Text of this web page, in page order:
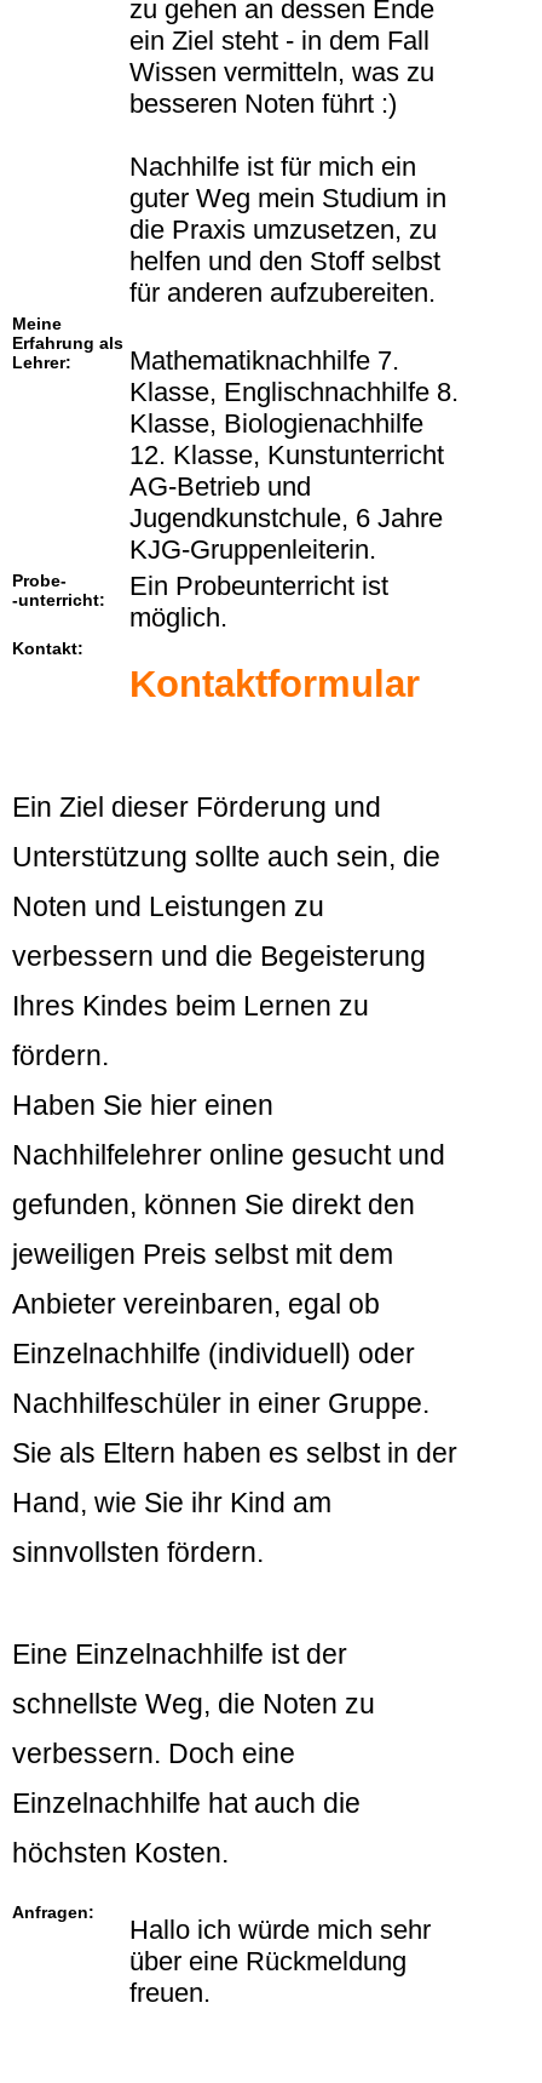
zu gehen an dessen Ende
ein Ziel steht - in dem Fall
Wissen vermitteln, was zu
besseren Noten führt :)
Nachhilfe ist für mich ein
guter Weg mein Studium in
die Praxis umzusetzen, zu
helfen und den Stoff selbst
für anderen aufzubereiten.
Meine
Erfahrung als
Lehrer:
Mathematiknachhilfe 7.
Klasse, Englischnachhilfe 8.
Klasse, Biologienachhilfe
12. Klasse, Kunstunterricht
AG-Betrieb und
Jugendkunstchule, 6 Jahre
KJG-Gruppenleiterin.
Probe-
-unterricht:
Ein Probeunterricht ist
möglich.
Kontakt:
Kontaktformular
Ein Ziel dieser Förderung und
Unterstützung sollte auch sein, die
Noten und Leistungen zu
verbessern und die Begeisterung
Ihres Kindes beim Lernen zu
fördern.
Haben Sie hier einen
Nachhilfelehrer online gesucht und
gefunden, können Sie direkt den
jeweiligen Preis selbst mit dem
Anbieter vereinbaren, egal ob
Einzelnachhilfe (individuell) oder
Nachhilfeschüler in einer Gruppe.
Sie als Eltern haben es selbst in der
Hand, wie Sie ihr Kind am
sinnvollsten fördern.
Eine Einzelnachhilfe ist der
schnellste Weg, die Noten zu
verbessern. Doch eine
Einzelnachhilfe hat auch die
höchsten Kosten.
Anfragen:
Hallo ich würde mich sehr
über eine Rückmeldung
freuen.